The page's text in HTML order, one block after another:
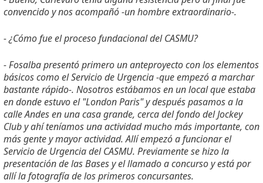
convencido y nos acompañó -un hombre extraordinario-.
- ¿Cómo fue el proceso fundacional del CASMU?
- Fosalba presentó primero un anteproyecto con los elementos
básicos como el Servicio de Urgencia -que empezó a marchar
bastante rápido-. Nosotros estábamos en un local que estaba
en donde estuvo el "London Paris" y después pasamos a la
calle Andes en una casa grande, cerca del fondo del Jockey
Club y ahí teníamos una actividad mucho más importante, con
más gente y mayor actividad. Allí empezó a funcionar el
Servicio de Urgencia del CASMU. Previamente se hizo la
presentación de las Bases y el llamado a concurso y está por
allí la fotografía de los primeros concursantes.